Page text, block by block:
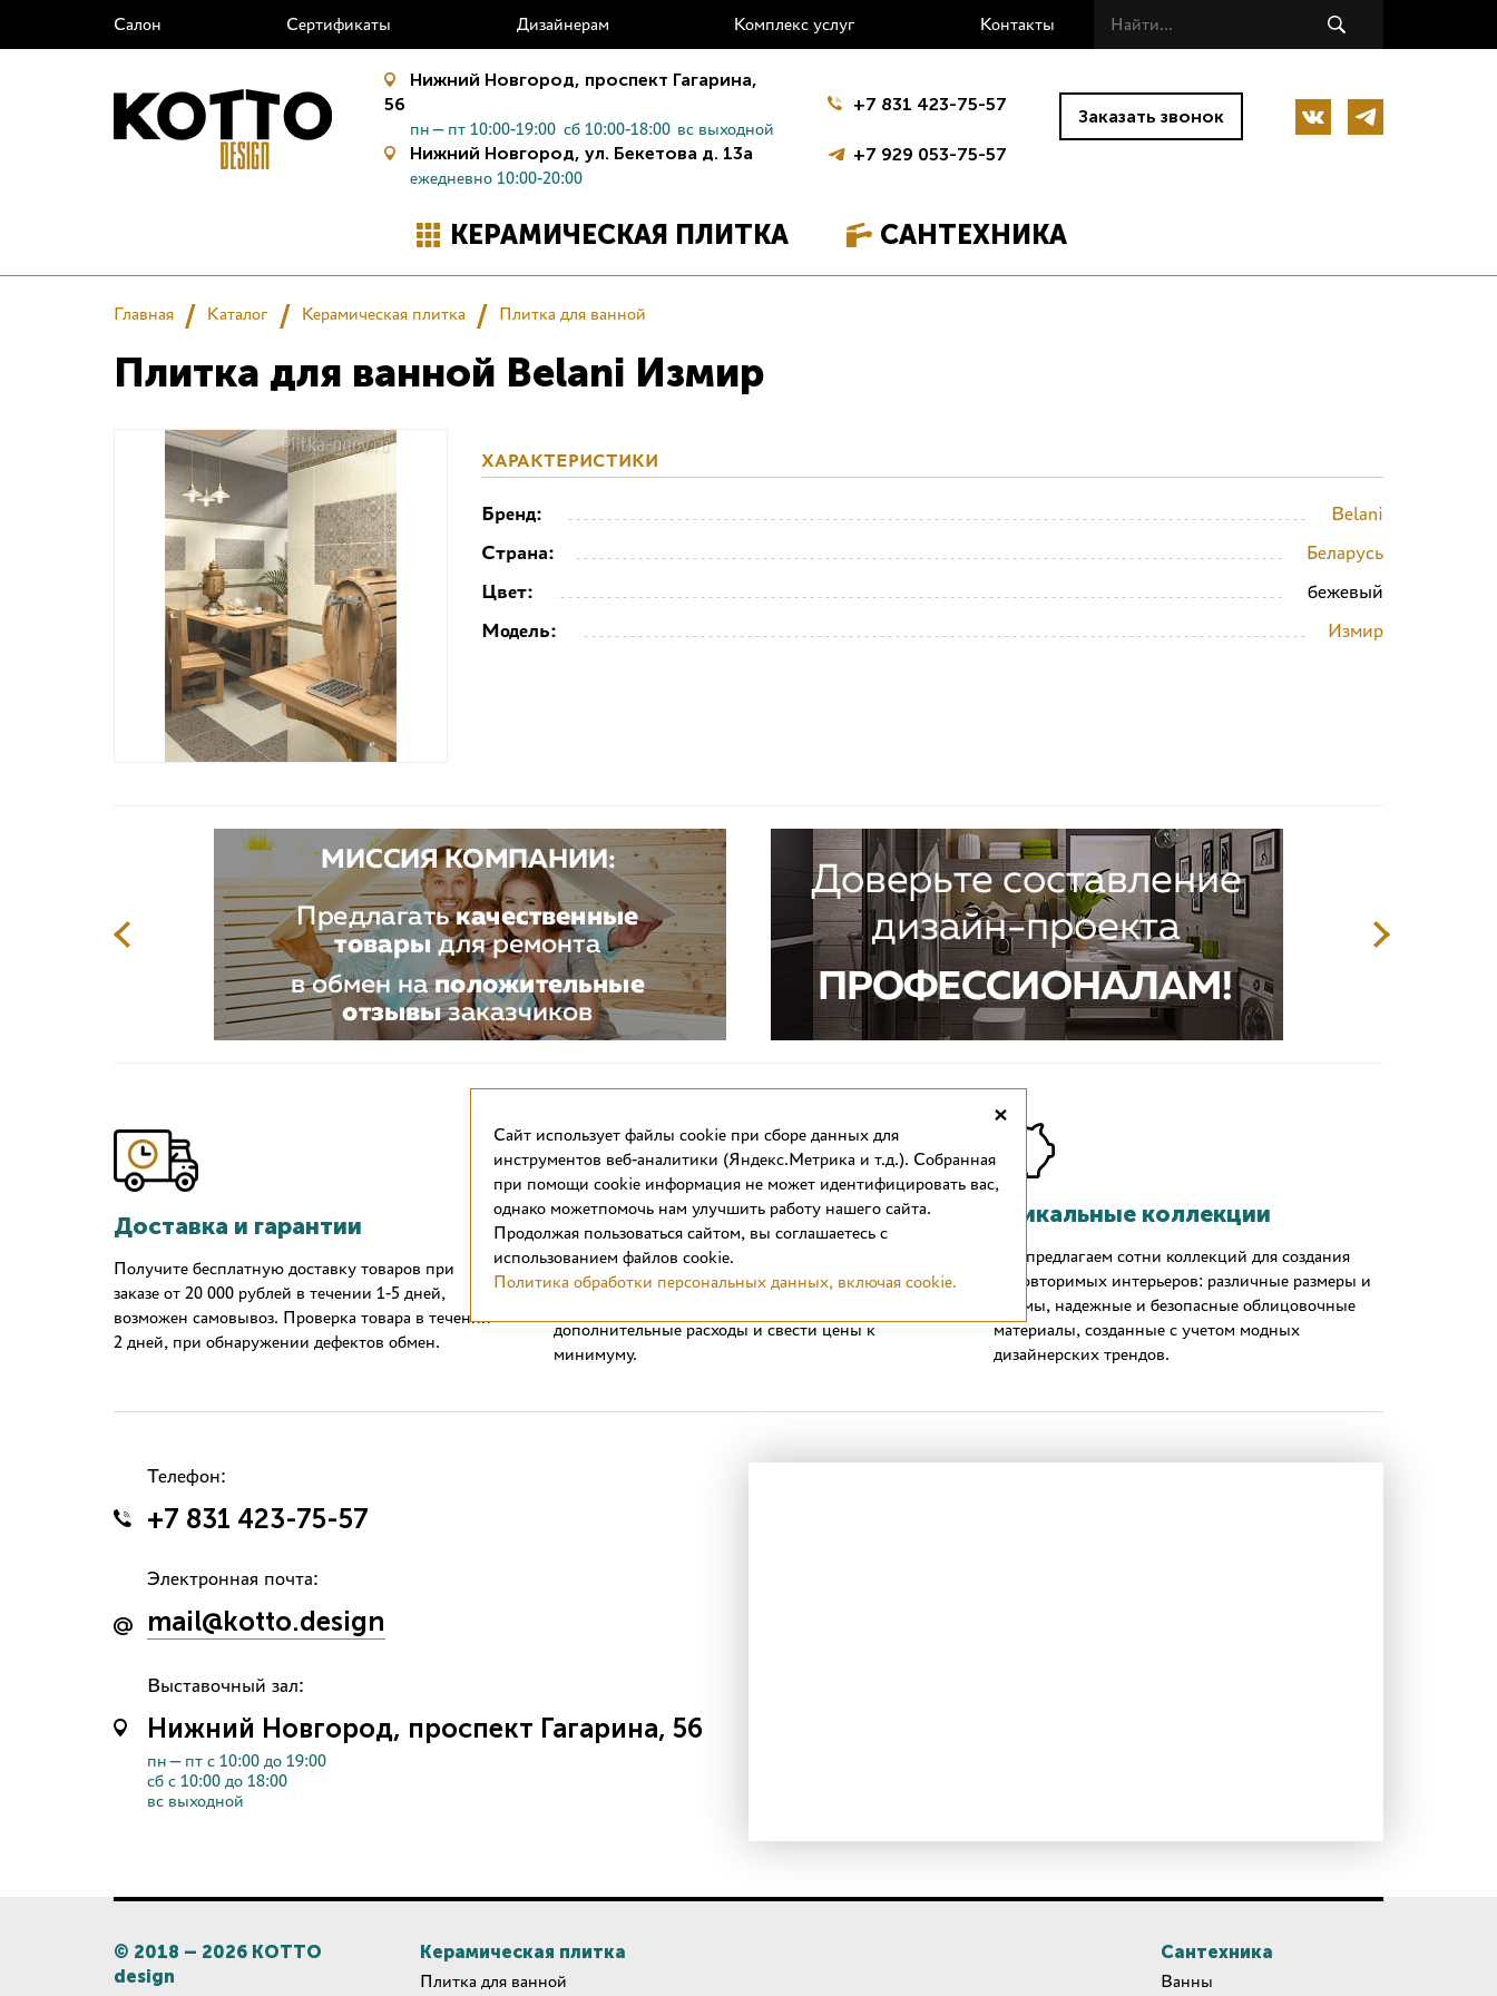
Салон Сертификаты Дизайнерам Комплекс услуг Контакты
Нижний Новгород, проспект Гагарина,
56
пн—пт 10:00-19:00 сб 10:00-18:00 вс выходной
Нижний Новгород, ул. Бекетова д. 13а
ежедневно 10:00-20:00
+7 831 423-75-57
+7 929 053-75-57
Заказать звонок
КЕРАМИЧЕСКАЯ ПЛИТКА САНТЕХНИКА
Главная Каталог Керамическая плитка Плитка для ванной
Плитка для ванной Belani Измир
ХАРАКТЕРИСТИКИ
Бренд:
Belani
Страна:
Беларусь
Цвет:
бежевый
Модель:
Измир
Доставка и гарантии
Получите бесплатную доставку товаров при
заказе от 20 000 рублей в течении 1-5 дней,
возможен самовывоз. Проверка товара в течении
2 дней, при обнаружении дефектов обмен.
Выгодные цены
Стоимость отделочных материалов в интернет-
магазине вас приятно удивит. Продажа плитки в
дополнительные расходы и свести цены к
минимуму.
Уникальные коллекции
Мы предлагаем сотни коллекций для создания
неповторимых интерьеров: различные размеры и
формы, надежные и безопасные облицовочные
материалы, созданные с учетом модных
дизайнерских трендов.
Телефон:
+7 831 423-75-57
Электронная почта:
mail@kotto.design
Выставочный зал:
Нижний Новгород, проспект Гагарина, 56
пн—пт с 10:00 до 19:00
сб с 10:00 до 18:00
вс выходной
© 2018 – 2026 КОТТО
design
Керамическая плитка
Плитка для ванной
Сантехника
Ванны
×
Cайт использует файлы cookie при сборе данных для
инструментов веб-аналитики (Яндекс.Метрика и т.д.). Собранная
при помощи cookie информация не может идентифицировать вас,
однако можетпомочь нам улучшить работу нашего сайта.
Продолжая пользоваться сайтом, вы соглашаетесь с
использованием файлов cookie.
Политика обработки персональных данных, включая cookie.